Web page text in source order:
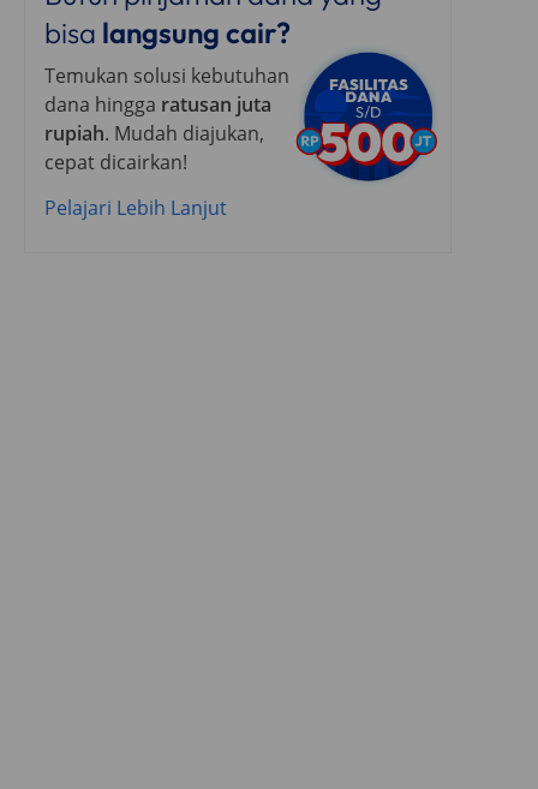
bisa langsung cair?
Temukan solusi kebutuhan
dana hingga ratusan juta
rupiah. Mudah diajukan,
cepat dicairkan!
Pelajari Lebih Lanjut